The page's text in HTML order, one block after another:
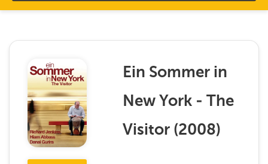
Ein Sommer in
New York - The
Visitor (2008)